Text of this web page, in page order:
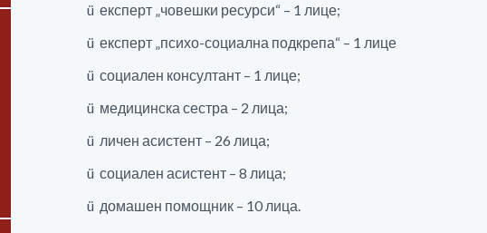
ü експерт „човешки ресурси“ – 1 лице;
ü експерт „психо-социална подкрепа“ – 1 лице
ü социален консултант – 1 лице;
ü медицинска сестра – 2 лица;
ü личен асистент – 26 лица;
ü социален асистент – 8 лица;
ü домашен помощник – 10 лица.